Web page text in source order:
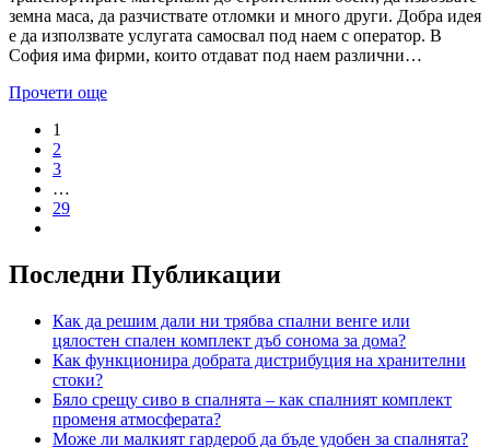
земна маса, да разчиствате отломки и много други. Добра идея
е да използвате услугата самосвал под наем с оператор. В
София има фирми, които отдават под наем различни…
Прочети още
1
2
3
…
29
Последни Публикации
Как да решим дали ни трябва спални венге или
цялостен спален комплект дъб сонома за дома?
Как функционира добрата дистрибуция на хранителни
стоки?
Бяло срещу сиво в спалнята – как спалният комплект
променя атмосферата?
Може ли малкият гардероб да бъде удобен за спалнята?